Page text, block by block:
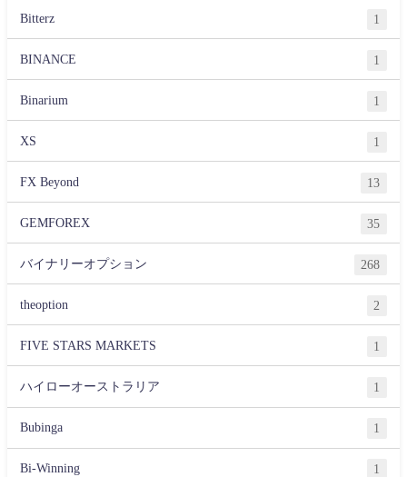
Bitterz 1
BINANCE 1
Binarium 1
XS 1
FX Beyond 13
GEMFOREX 35
バイナリーオプション 268
theoption 2
FIVE STARS MARKETS 1
ハイローオーストラリア 1
Bubinga 1
Bi-Winning 1